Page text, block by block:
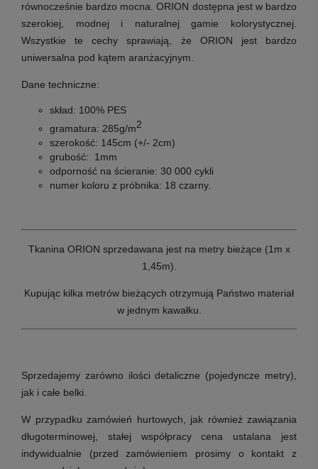
równocześnie bardzo mocna. ORION dostępna jest w bardzo
szerokiej, modnej i naturalnej gamie kolorystycznej.
Wszystkie te cechy sprawiają, że ORION jest bardzo
uniwersalna pod kątem aranżacyjnym.
Dane techniczne:
skład: 100% PES
gramatura: 285g/m2
szerokość: 145cm (+/- 2cm)
grubość: 1mm
odporność na ścieranie: 30 000 cykli
numer koloru z próbnika: 18 czarny.
Tkanina ORION sprzedawana jest na metry bieżące (1m x
1,45m).
Kupując kilka metrów bieżących otrzymują Państwo materiał
w jednym kawałku.
Sprzedajemy zarówno ilości detaliczne (pojedyncze metry),
jak i całe belki.
W przypadku zamówień hurtowych, jak również zawiązania
długoterminowej, stałej współpracy cena ustalana jest
indywidualnie (przed zamówieniem prosimy o kontakt z